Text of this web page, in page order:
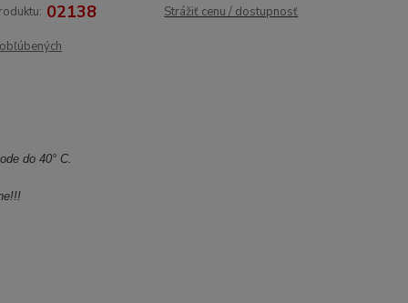
02138 Strážiť cenu / dostupnosť
do 40° C.